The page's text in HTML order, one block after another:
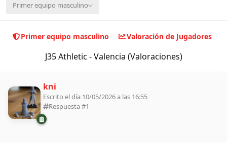
Primer equipo masculino
Primer equipo masculino Valoración de Jugadores
J35 Athletic - Valencia (Valoraciones)
kni
Escrito el día 10/05/2026 a las 16:55
Respuesta #1